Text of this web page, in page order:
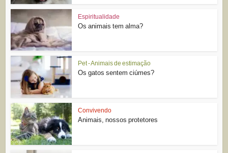
Espiritualidade
Os animais tem alma?
Pet - Animais de estimação
Os gatos sentem ciúmes?
Convivendo
Animais, nossos protetores